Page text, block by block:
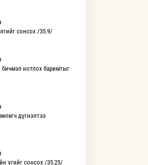
сонсох /35.9/
нотлох баримтыг
дүгнэлтээ
үгийг сонсох /35.25/